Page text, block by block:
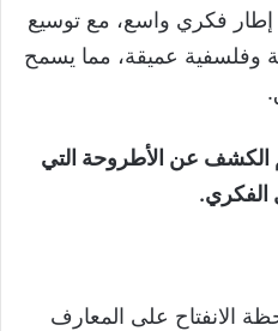
إطار فكري واسع، مع توسيع
وفلسفية عميقة، مما يسمح
الكشف عن الأطروحة التي
الفكري.
الانفتاح على المعارف